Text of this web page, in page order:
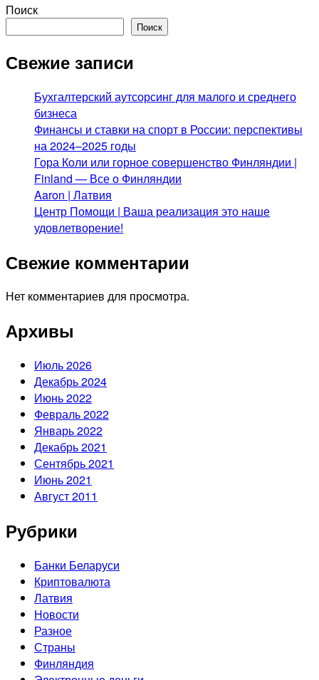
Поиск
Поиск
Свежие записи
Бухгалтерский аутсорсинг для малого и среднего
бизнеса
Финансы и ставки на спорт в России: перспективы
на 2024–2025 годы
Гора Коли или горное совершенство Финляндии |
Finland — Все о Финляндии
Aaron | Латвия
Центр Помощи | Ваша реализация это наше
удовлетворение!
Свежие комментарии
Нет комментариев для просмотра.
Архивы
Июль 2026
Декабрь 2024
Июнь 2022
Февраль 2022
Январь 2022
Декабрь 2021
Сентябрь 2021
Июнь 2021
Август 2011
Рубрики
Банки Беларуси
Криптовалюта
Латвия
Новости
Разное
Страны
Финляндия